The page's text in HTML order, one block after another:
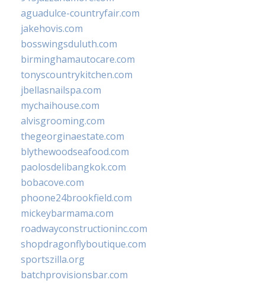
aguadulce-countryfair.com
jakehovis.com
bosswingsduluth.com
birminghamautocare.com
tonyscountrykitchen.com
jbellasnailspa.com
mychaihouse.com
alvisgrooming.com
thegeorginaestate.com
blythewoodseafood.com
paolosdelibangkok.com
bobacove.com
phoone24brookfield.com
mickeybarmama.com
roadwayconstructioninc.com
shopdragonflyboutique.com
sportszilla.org
batchprovisionsbar.com